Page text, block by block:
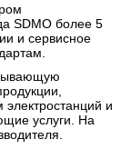
SDMO более 5
и сервисное
и
услуги. На